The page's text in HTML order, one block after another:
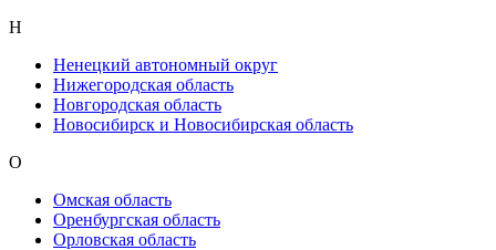
Н
Ненецкий автономный округ
Нижегородская область
Новгородская область
Новосибирск и Новосибирская область
О
Омская область
Оренбургская область
Орловская область